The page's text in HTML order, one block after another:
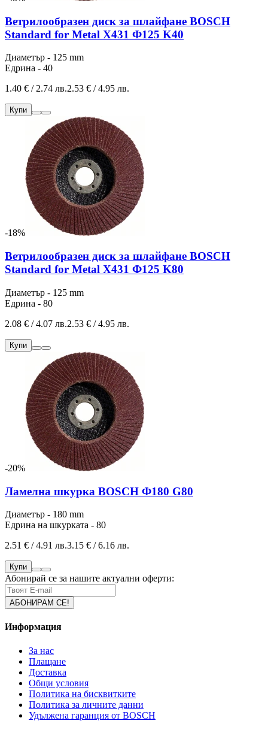
Ветрилообразен диск за шлайфане BOSCH
Standard for Metal X431 Ф125 K40
Диаметър - 125 mm
Едрина - 40
1.40 € / 2.74 лв.2.53 € / 4.95 лв.
Купи
-18%
Ветрилообразен диск за шлайфане BOSCH
Standard for Metal X431 Ф125 K80
Диаметър - 125 mm
Едрина - 80
2.08 € / 4.07 лв.2.53 € / 4.95 лв.
Купи
-20%
Ламелна шкурка BOSCH Ф180 G80
Диаметър - 180 mm
Едрина на шкурката - 80
2.51 € / 4.91 лв.3.15 € / 6.16 лв.
Купи
Абонирай се за нашите актуални оферти:
Информация
За нас
Плащане
Доставка
Общи условия
Политика на бисквитките
Политика за личните данни
Удължена гаранция от BOSCH